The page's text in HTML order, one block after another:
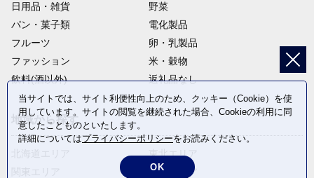
日用品・雑貨
野菜
パン・菓子類
電化製品
フルーツ
卵・乳製品
ファッション
米・穀物
飲料(酒以外)
返礼品なし
地域から探す
東北エリア
中部エリア
当サイトでは、サイト利便性向上のため、クッキー（Cookie）を使
用しています。サイトの閲覧を継続された場合、Cookieの利用に同
意したことものといたします。
詳細についてはプライバシーポリシーをお読みください。
OK